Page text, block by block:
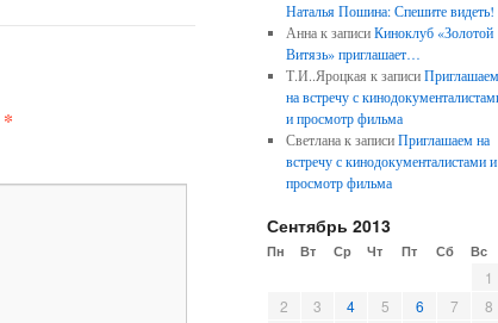
*
Наталья Пошина: Спешите видеть!
Аннак записиКиноклуб «Золотой
Витязь» приглашает…
Т.И..Яроцкая к записиПриглашаем
на встречу с
и просмотр фильма
Светланак записиПриглашаем на
встречу с кинодокументалистами и
просмотр фильма
Сентябрь 2013
Пн Вт Ср Чт Пт Сб Вс
1
2
3 4 5 6 7
8